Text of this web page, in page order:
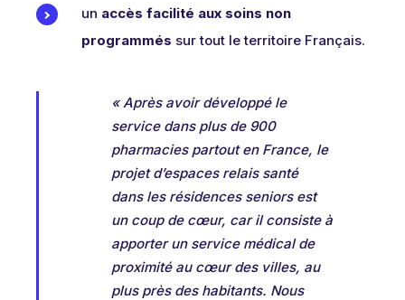
un accès facilité aux soins non
programmés sur tout le territoire Français.
« Après avoir développé le
service dans plus de 900
pharmacies partout en France, le
projet d’espaces relais santé
dans les résidences seniors est
un coup de cœur, car il consiste à
apporter un service médical de
proximité au cœur des villes, au
plus près des habitants. Nous